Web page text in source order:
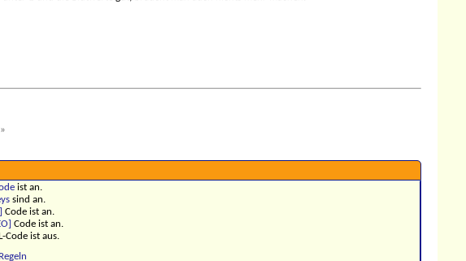
»
ist an.
sind an.
Code ist an.
Code ist an.
Code ist aus.